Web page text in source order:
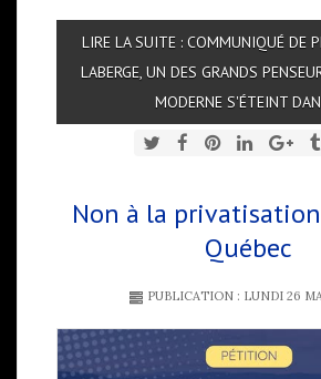
LIRE LA SUITE : COMMUNIQUÉ DE
LABERGE, UN DES GRANDS
MODERNE S'ÉTEINT
Non à la
Québec
PUBLICATION : LUNDI 26